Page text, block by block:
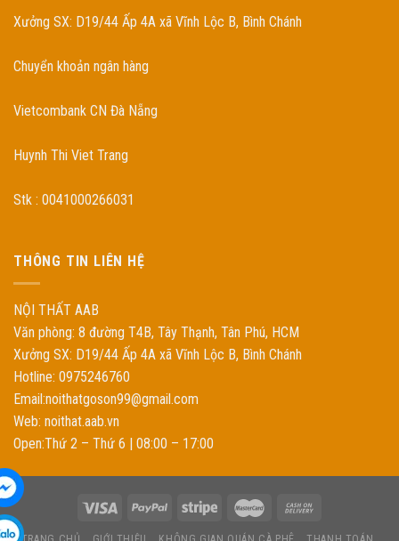
Xưởng SX: D19/44 Ấp 4A xã Vĩnh Lộc B, Bình Chánh
Chuyển khoản ngân hàng
Vietcombank CN Đà Nẵng
Huynh Thi Viet Trang
Stk : 0041000266031
THÔNG TIN LIÊN HỆ
NỘI THẤT AAB
Văn phòng: 8 đường T4B, Tây Thạnh, Tân Phú, HCM
Xưởng SX: D19/44 Ấp 4A xã Vĩnh Lộc B, Bình Chánh
Hotline: 0975246760
Email:noithatgoson99@gmail.com
Web: noithat.aab.vn
Open:Thứ 2 – Thứ 6 | 08:00 – 17:00